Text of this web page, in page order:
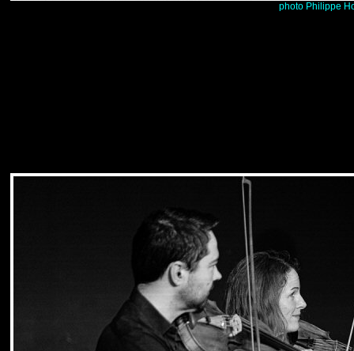
photo Philippe